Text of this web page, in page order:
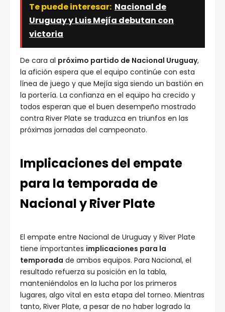
Te puede interesar: Nacional de
Uruguay y Luis Mejía debutan con
victoria
De cara al próximo partido de Nacional Uruguay,
la afición espera que el equipo continúe con esta
línea de juego y que Mejía siga siendo un bastión en
la portería. La confianza en el equipo ha crecido y
todos esperan que el buen desempeño mostrado
contra River Plate se traduzca en triunfos en las
próximas jornadas del campeonato.
Implicaciones del empate
para la temporada de
Nacional y River Plate
El empate entre Nacional de Uruguay y River Plate
tiene importantes implicaciones para la
temporada de ambos equipos. Para Nacional, el
resultado refuerza su posición en la tabla,
manteniéndolos en la lucha por los primeros
lugares, algo vital en esta etapa del torneo. Mientras
tanto, River Plate, a pesar de no haber logrado la